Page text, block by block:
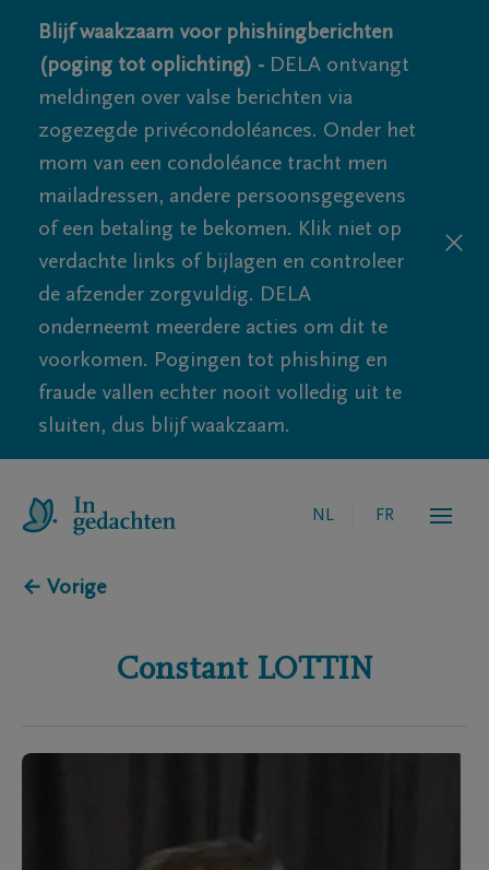
Blijf waakzaam voor phishingberichten
(poging tot oplichting) - DELA ontvangt
meldingen over valse berichten via
zogezegde privécondoléances. Onder het
mom van een condoléance tracht men
mailadressen, andere persoonsgegevens
of een betaling te bekomen. Klik niet op
verdachte links of bijlagen en controleer
de afzender zorgvuldig. DELA
onderneemt meerdere acties om dit te
voorkomen. Pogingen tot phishing en
fraude vallen echter nooit volledig uit te
sluiten, dus blijf waakzaam.
NL FR
← Vorige
Constant LOTTIN